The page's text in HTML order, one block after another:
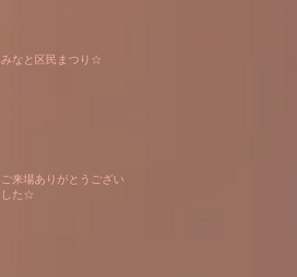
みなと区民まつり☆
ご来場ありがとうございま
した☆